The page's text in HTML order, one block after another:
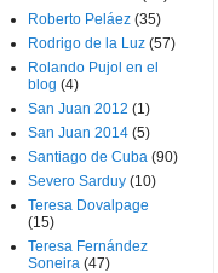
Roberto Peláez (35)
Rodrigo de la Luz (57)
Rolando Pujol en el
blog (4)
San Juan 2012 (1)
San Juan 2014 (5)
Santiago de Cuba (90)
Severo Sarduy (10)
Teresa Dovalpage
(15)
Teresa Fernández
Soneira (47)